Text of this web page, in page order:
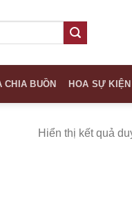
CHIA BUỒN HOA SỰ KIỆN
Hiển thị kết quả